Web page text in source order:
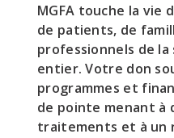
MGFA touche la vie
de patients, de
professionnels de la
entier. Votre don
programmes et
de pointe menant à
traitements et à un